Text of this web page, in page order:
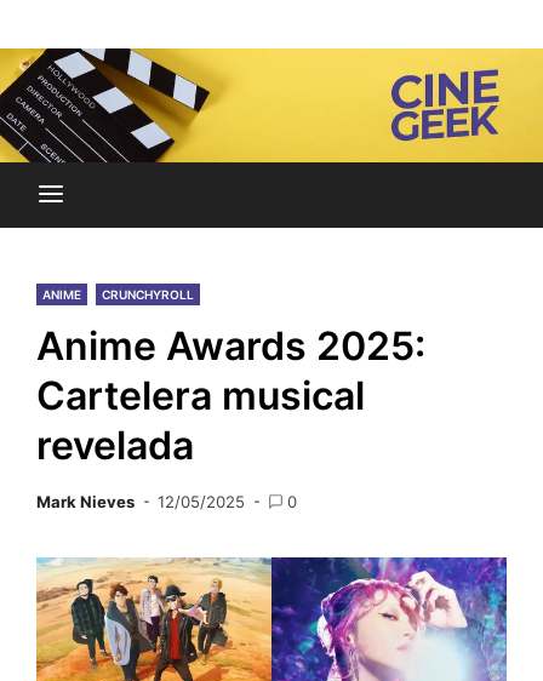
to
contentCine Geek
ANIME CRUNCHYROLL
Anime Awards 2025:
Cartelera musical
revelada
Mark Nieves 12/05/2025 0